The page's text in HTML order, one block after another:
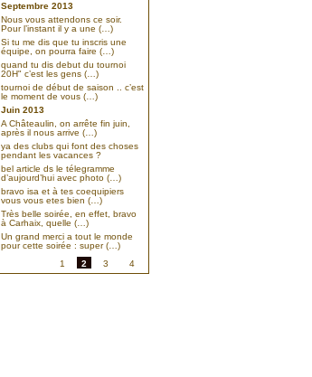
Septembre 2013
Nous vous attendons ce soir.
Pour l’instant il y a une (…)
Si tu me dis que tu inscris une
équipe, on pourra faire (…)
quand tu dis debut du tournoi
20H" c’est les gens (…)
tournoi de début de saison .. c’est
le moment de vous (…)
Juin 2013
A Châteaulin, on arrête fin juin,
après il nous arrive (…)
ya des clubs qui font des choses
pendant les vacances ?
bel article ds le télegramme
d’aujourd’hui avec photo (…)
bravo isa et à tes coequipiers
vous vous etes bien (…)
Très belle soirée, en effet, bravo
à Carhaix, quelle (…)
Un grand merci a tout le monde
pour cette soirée : super (…)
1
2 3 4